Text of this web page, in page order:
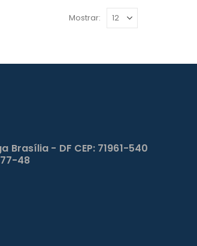
Mostrar:
Brasília - DF CEP: 71961-540
48